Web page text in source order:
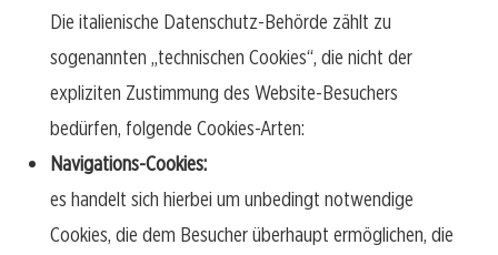
Die italienische Datenschutz-Behörde zählt zu
sogenannten „technischen Cookies“, die nicht der
expliziten Zustimmung des Website-Besuchers
bedürfen, folgende Cookies-Arten:
Navigations-Cookies:
es handelt sich hierbei um unbedingt notwendige
Cookies, die dem Besucher überhaupt ermöglichen, die